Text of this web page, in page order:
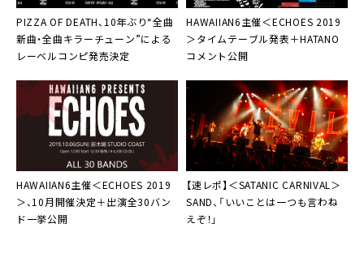
PIZZA OF DEATH、10年ぶり“全曲
新曲・全曲キラーチューン”による
レーベルコンピ発売決定
HAWAIIAN6主催＜ECHOES 2019
＞タイムテーブル発表＋HATANO
コメント公開
HAWAIIAN6主催＜ECHOES 2019
＞、10月開催決定＋出演全30バン
ド一挙公開
【速レポ】＜SATANIC CARNIVAL ＞
SAND、「いいことは一つも言わね
えぞ！」